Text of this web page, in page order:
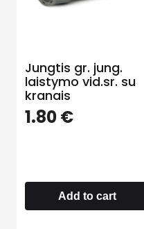
Jungtis gr. jung.
laistymo vid.sr. su
kranais
1.80€
Add to cart